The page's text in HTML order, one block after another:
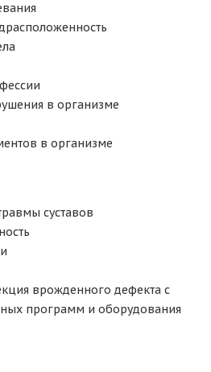
в организме
в организме
суставов
врожденного дефекта с
программ и оборудования